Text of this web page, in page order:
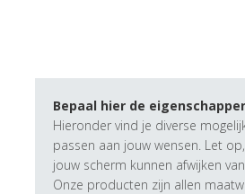
Bepaal hier de
Hieronder vind je diverse
passen aan jouw wensen. Let
jouw scherm kunnen afwijken
Onze producten zijn allen